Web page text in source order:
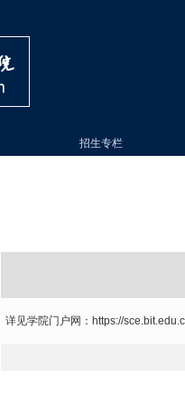
招生专栏
详见学院门户网：https://